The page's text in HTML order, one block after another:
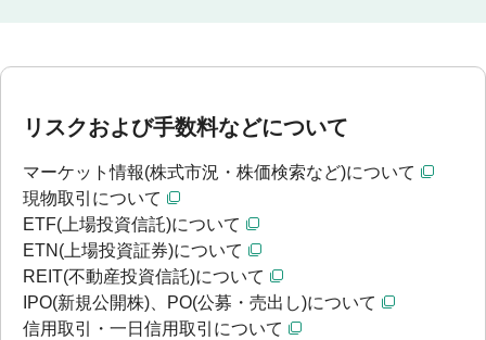
リスクおよび手数料などについて
マーケット情報(株式市況・株価検索など)について
現物取引について
ETF(上場投資信託)について
ETN(上場投資証券)について
REIT(不動産投資信託)について
IPO(新規公開株)、PO(公募・売出し)について
信用取引・一日信用取引について